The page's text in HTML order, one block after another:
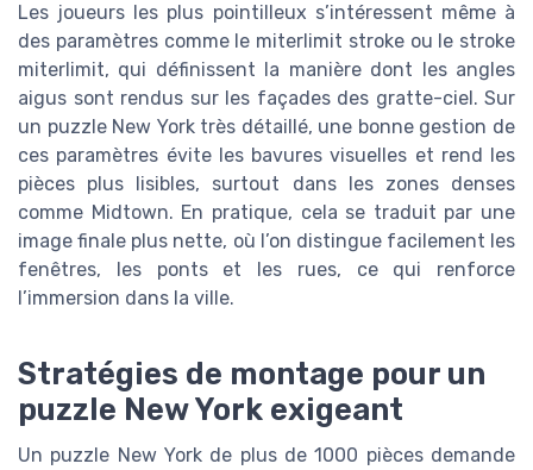
Les joueurs les plus pointilleux s’intéressent même à
des paramètres comme le miterlimit stroke ou le stroke
miterlimit, qui définissent la manière dont les angles
aigus sont rendus sur les façades des gratte-ciel. Sur
un puzzle New York très détaillé, une bonne gestion de
ces paramètres évite les bavures visuelles et rend les
pièces plus lisibles, surtout dans les zones denses
comme Midtown. En pratique, cela se traduit par une
image finale plus nette, où l’on distingue facilement les
fenêtres, les ponts et les rues, ce qui renforce
l’immersion dans la ville.
Stratégies de montage pour un
puzzle New York exigeant
Un puzzle New York de plus de 1000 pièces demande